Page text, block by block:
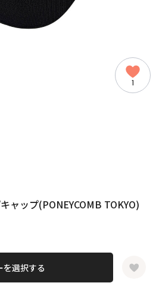
1
ャップ(PONEYCOMB TOKYO)
を選択する